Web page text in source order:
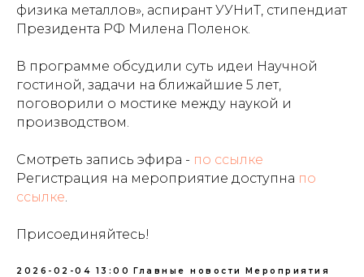
физика металлов», аспирант УУНиТ, стипендиат
Президента РФ Милена Поленок.
В программе обсудили суть идеи Научной
гостиной, задачи на ближайшие 5 лет,
поговорили о мостике между наукой и
производством.
Смотреть запись эфира - по ссылке
Регистрация на мероприятие доступна по
ссылке.
Присоединяйтесь!
2026-02-04 13:00 Главные новости
Мероприятия